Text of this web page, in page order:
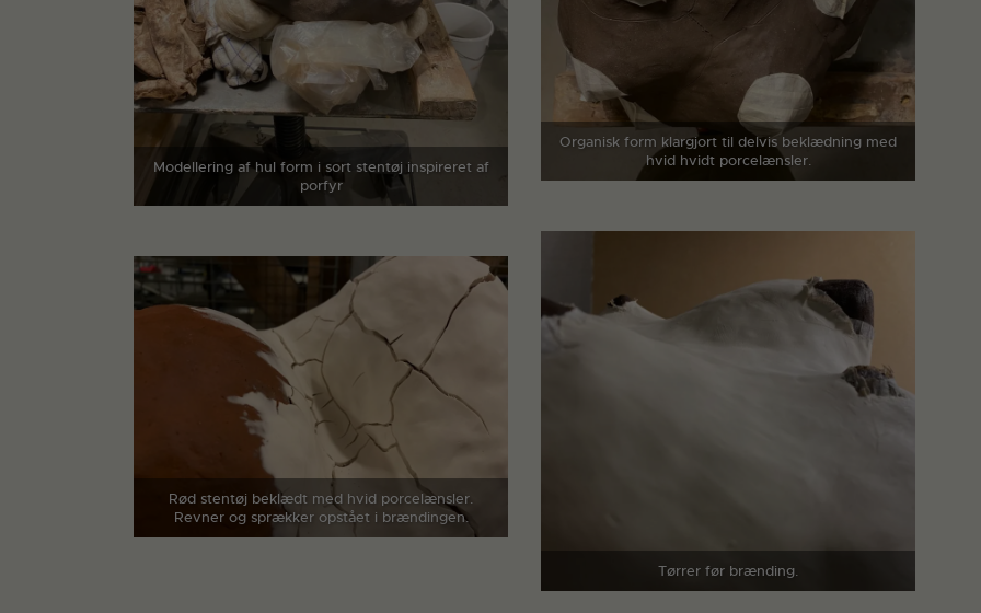
Modellering af hul form i sort stentøj inspireret af
porfyr
Organisk form klargjort til delvis beklædning med
hvid hvidt porcelænsler.
Tørrer før brænding.
Rød stentøj beklædt med hvid porcelænsler.
Revner og sprækker opstået i brændingen.